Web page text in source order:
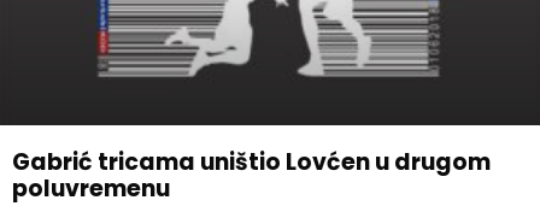
Gabrić tricama uništio Lovćen u drugom
poluvremenu